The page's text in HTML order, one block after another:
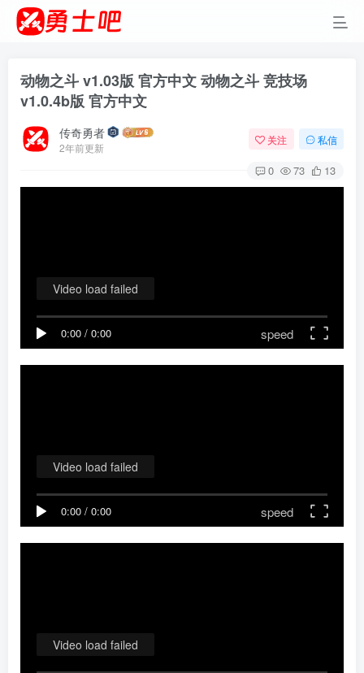
动物之斗 v1.03版 官方中文 动物之斗 竞技场
v1.0.4b版 官方中文
传奇勇者
2年前更新
关注 私信
0 73 13
0:00 / 0:00 speed
Video load failed
0:00 / 0:00 speed
Video load failed
Video load failed